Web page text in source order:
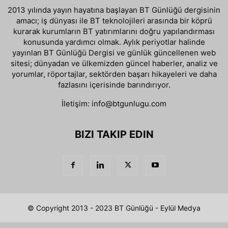
2013 yılında yayın hayatına başlayan BT Günlüğü dergisinin
amacı; iş dünyası ile BT teknolojileri arasında bir köprü
kurarak kurumların BT yatırımlarını doğru yapılandırması
konusunda yardımcı olmak. Aylık periyotlar halinde
yayınlan BT Günlüğü Dergisi ve günlük güncellenen web
sitesi; dünyadan ve ülkemizden güncel haberler, analiz ve
yorumlar, röportajlar, sektörden başarı hikayeleri ve daha
fazlasını içerisinde barındırıyor.
İletişim: info@btgunlugu.com
BIZI TAKIP EDIN
© Copyright 2013 - 2023 BT Günlüğü - Eylül Medya